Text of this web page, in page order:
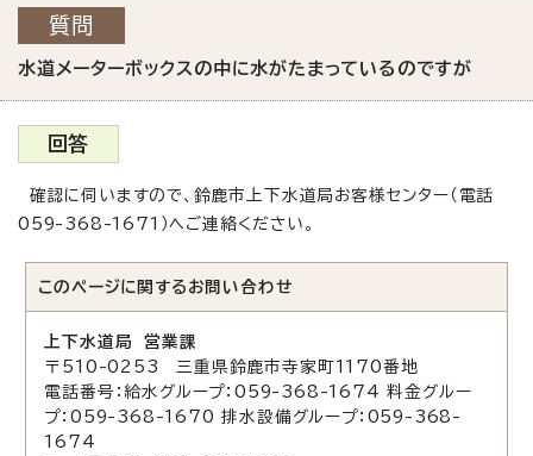
質問
水道メーターボックスの中に水がたまっているのですが
回答
確認に伺いますので、鈴鹿市上下水道局お客様センター（電話
059-368-1671）ヘご連絡ください。
このページに関する お問い合わせ
上下水道局 営業課
〒510-0253 三重県鈴鹿市寺家町1170番地
電話番号：給水グループ：059-368-1674 料金グルー
プ：059-368-1670 排水設備グループ：059-368-
1674